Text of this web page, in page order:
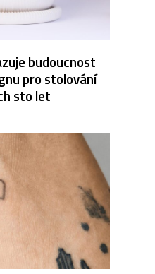
budoucnost
pro stolování
sto let